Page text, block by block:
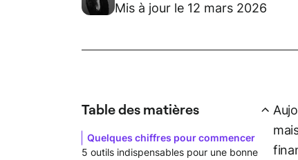
Mis à jour le 12 mars 2026
Table des matières
Quelques chiffres pour commencer
5 outils indispensables pour une bonne